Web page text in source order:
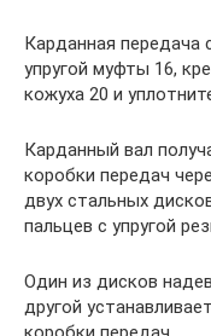
Карданная передача
упругой муфты 16,
кожуха 20 и
Карданный вал
коробки передач
двух стальных
пальцев с упругой
Один из дисков
другой